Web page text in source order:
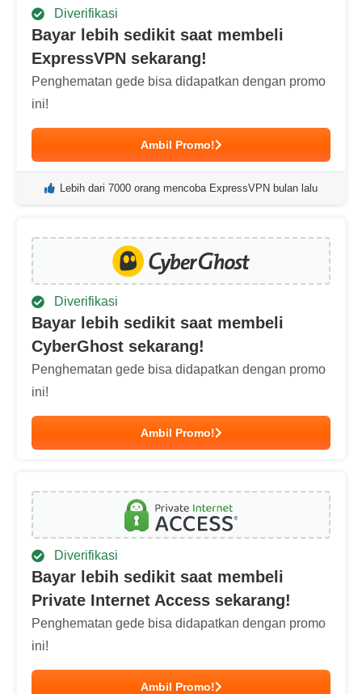
Diverifikasi
Bayar lebih sedikit saat membeli
ExpressVPN sekarang!
Penghematan gede bisa didapatkan dengan promo
ini!
Ambil Promo!
Lebih dari 7000 orang mencoba ExpressVPN bulan lalu
Diverifikasi
Bayar lebih sedikit saat membeli
CyberGhost sekarang!
Penghematan gede bisa didapatkan dengan promo
ini!
Ambil Promo!
Diverifikasi
Bayar lebih sedikit saat membeli
Private Internet Access sekarang!
Penghematan gede bisa didapatkan dengan promo
ini!
Ambil Promo!